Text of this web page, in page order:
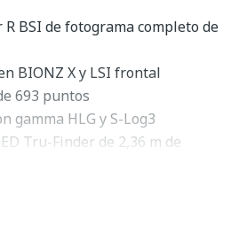
R BSI de fotograma completo de
BIONZ X y LSI frontal
693 puntos
gamma HLG y S-Log3
Tru-Finder de 2,36 m de